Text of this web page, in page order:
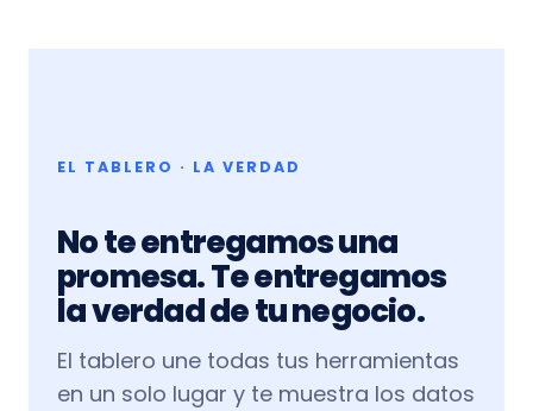
EL TABLERO · LA VERDAD
No te entregamos una
promesa. Te entregamos
la verdad de tu negocio.
El tablero une todas tus herramientas
en un solo lugar y te muestra los datos